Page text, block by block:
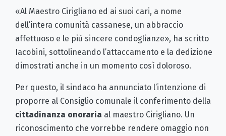
«Al Maestro Cirigliano ed ai suoi cari, a nome
dell’intera comunità cassanese, un abbraccio
affettuoso e le più sincere condoglianze», ha scritto
Iacobini, sottolineando l’attaccamento e la dedizione
dimostrati anche in un momento così doloroso.
Per questo, il sindaco ha annunciato l’intenzione di
proporre al Consiglio comunale il conferimento della
cittadinanza onoraria al maestro Cirigliano. Un
riconoscimento che vorrebbe rendere omaggio non